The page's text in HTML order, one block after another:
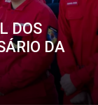
DOS
DA